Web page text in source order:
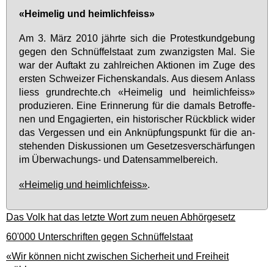
«Hei­me­lig und heim­lich­feiss»
Am 3. März 2010 jähr­te sich die Pro­test­kund­ge­bung
ge­gen den Schnüf­fel­staat zum zwan­zigs­ten Mal. Sie
war der Auf­takt zu zahl­rei­chen Ak­tio­nen im Zu­ge des
ers­ten Schwei­zer Fi­chen­skan­dals. Aus die­sem An­lass
liess grund­rech­te.ch «Hei­me­lig und heim­lich­feiss»
pro­du­zie­ren. Ei­ne Er­in­ne­rung für die da­mals Be­trof­fe­
nen und En­ga­gier­ten, ein his­to­ri­scher Rück­blick wi­der
das Ver­ges­sen und ein An­knüp­fungs­punkt für die an­
ste­hen­den Dis­kus­sio­nen um Ge­set­zes­ver­schär­fun­gen
im Über­wa­chungs- und Da­ten­sam­mel­be­reich.
«Heimelig und heimlichfeiss».
Das Volk hat das letzte Wort zum neuen Abhörgesetz
60'000 Unterschriften gegen Schnüffelstaat
«Wir können nicht zwischen Sicherheit und Freiheit